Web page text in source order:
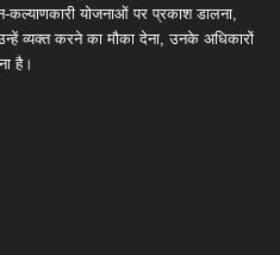
योजनाओं पर प्रकाश डालना,
व्यक्त करने का मौका देना, उनके अधिकारों
है।